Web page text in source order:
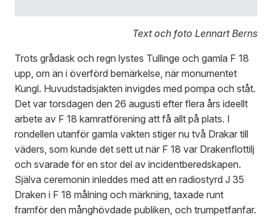
Text och foto Lennart Berns
Trots grådask och regn lystes Tullinge och gamla F 18
upp, om än i överförd bemärkelse, när monumentet
Kungl. Huvudstadsjakten invigdes med pompa och ståt.
Det var torsdagen den 26 augusti efter flera års ideellt
arbete av F 18 kamratförening att få allt på plats. I
rondellen utanför gamla vakten stiger nu två Drakar till
väders, som kunde det sett ut när F 18 var Drakenflottilj
och svarade för en stor del av incidentberedskapen.
Själva ceremonin inleddes med att en radiostyrd J 35
Draken i F 18 målning och märkning, taxade runt
framför den månghövdade publiken, och trumpetfanfar.